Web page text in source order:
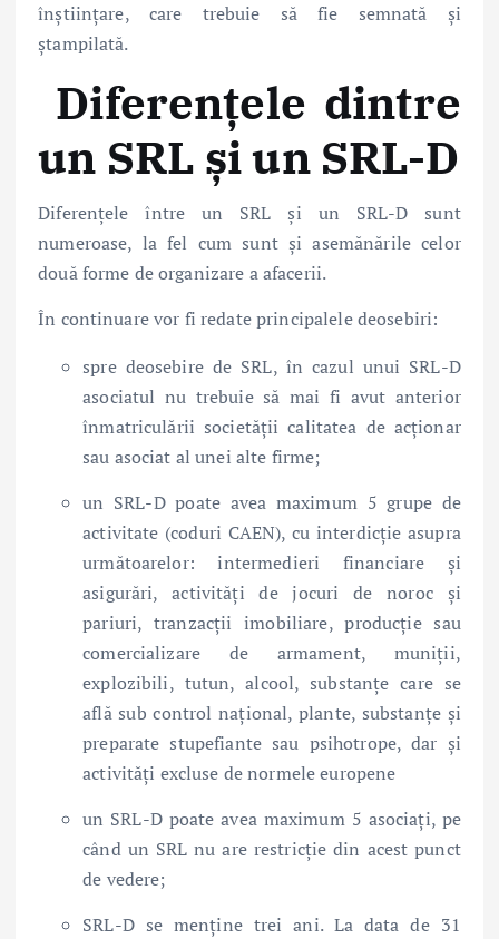
înștiințare, care trebuie să fie semnată și
ștampilată.
Diferențele dintre
un SRL și un SRL-D
Diferențele între un SRL și un SRL-D sunt
numeroase, la fel cum sunt și asemănările celor
două forme de organizare a afacerii.
În continuare vor fi redate principalele deosebiri:
spre deosebire de SRL, în cazul unui SRL-D
asociatul nu trebuie să mai fi avut anterior
înmatriculării societății calitatea de acționar
sau asociat al unei alte firme;
un SRL-D poate avea maximum 5 grupe de
activitate (coduri CAEN), cu interdicție asupra
următoarelor: intermedieri financiare și
asigurări, activități de jocuri de noroc și
pariuri, tranzacții imobiliare, producție sau
comercializare de armament, muniții,
explozibili, tutun, alcool, substanțe care se
află sub control național, plante, substanțe și
preparate stupefiante sau psihotrope, dar și
activități excluse de normele europene
un SRL-D poate avea maximum 5 asociați, pe
când un SRL nu are restricție din acest punct
de vedere;
SRL-D se menține trei ani. La data de 31